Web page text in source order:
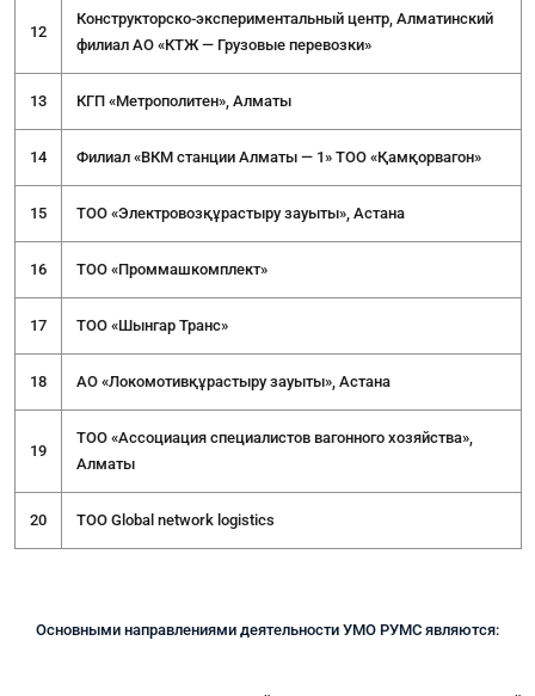
12
Конструкторско-экспериментальный центр, Алматинский
филиал АО «КТЖ — Грузовые перевозки»
13 КГП «Метрополитен», Алматы
14 Филиал «ВКМ станции Алматы — 1» ТОО «Қамқорвагон»
15 ТОО «Электровозқұрастыру зауыты», Астана
16 ТОО «Проммашкомплект»
17 ТОО «Шынгар Транс»
18 АО «Локомотивқұрастыру зауыты», Астана
19
ТОО «Ассоциация специалистов вагонного хозяйства»,
Алматы
20 ТОО Global network logistics
Основными направлениями деятельности УМО РУМС являются: